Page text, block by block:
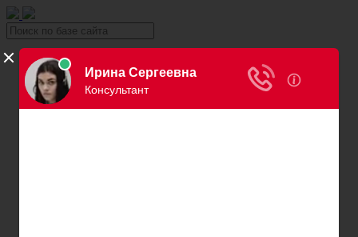
Уголовка
Уголовный юрист
Вина в уголовном праве